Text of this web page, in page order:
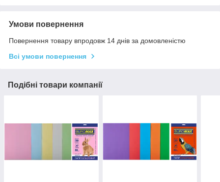
Умови повернення
Повернення товару впродовж 14 днів за домовленістю
Всі умови повернення
Подібні товари компанії